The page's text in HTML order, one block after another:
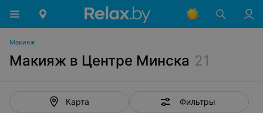
Макияж
Макияж в Центре Минска 21
Карта Фильтры